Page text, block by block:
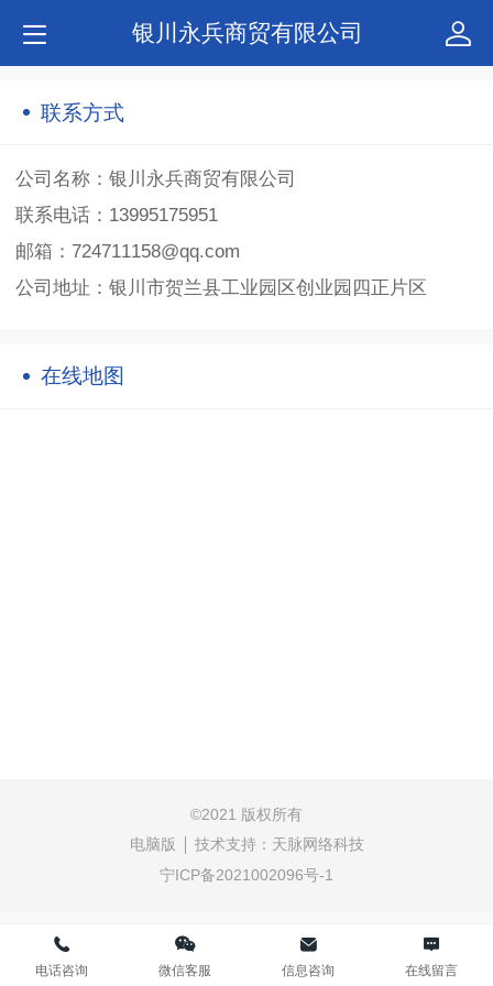
银川永兵商贸有限公司
联系方式
公司名称：银川永兵商贸有限公司
联系电话：13995175951
邮箱：724711158@qq.com
公司地址：银川市贺兰县工业园区创业园四正片区
在线地图
©2021 版权所有
电脑版
技术支持： 天脉网络科技
宁ICP备2021002096号-1
电话咨询 微信客服 信息咨询 在线留言